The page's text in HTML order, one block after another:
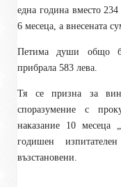
една година вместо 234
6 месеца, а внесената
Петима души общо
прибрала 583 лева.
Тя се призна за
споразумение с
наказание 10 месеца
годишен
възстановени.